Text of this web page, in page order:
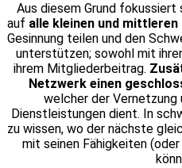
Aus diesem Grund
auf alle kleinen und mittleren
Gesinnung teilen und den
unterstützen; sowohl mit
ihrem Mitgliederbeitrag.
Netzwerk einen
welcher der Vernetzung
Dienstleistungen dient. In
zu wissen, wo der nächste
mit seinen Fähigkeiten